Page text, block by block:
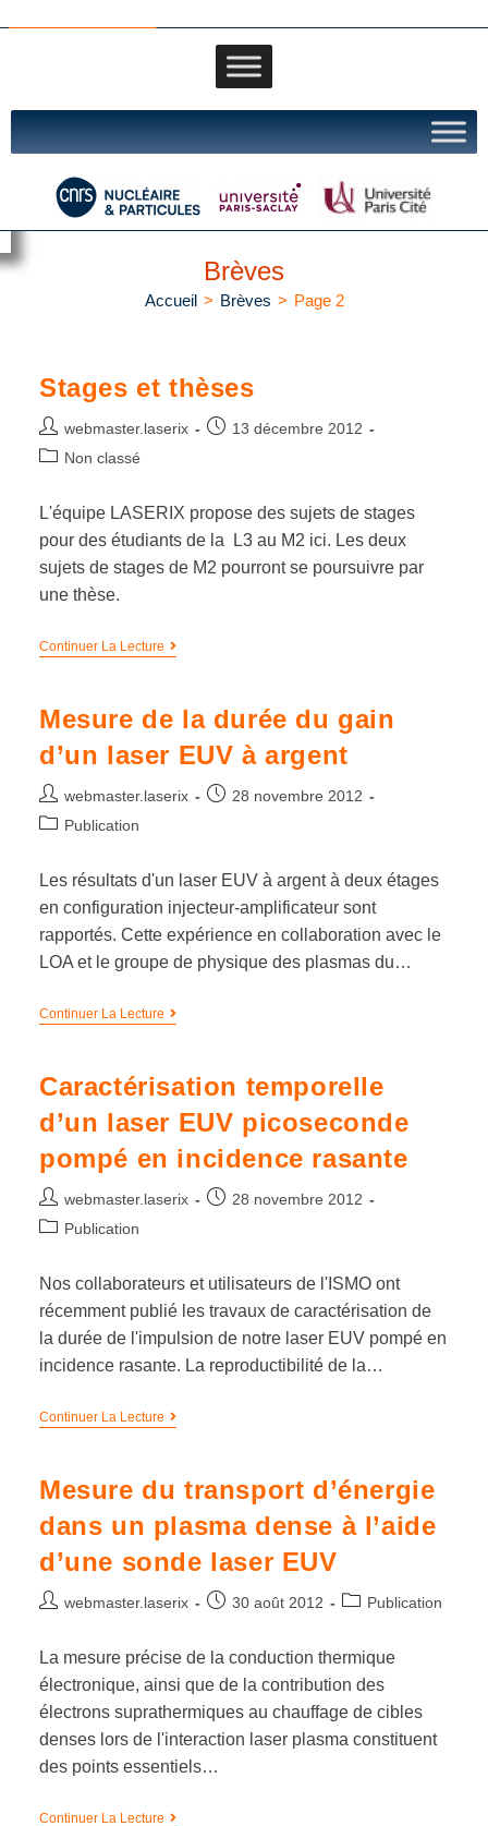
Brèves
Accueil > Brèves > Page 2
Stages et thèses
webmaster.laserix
13 décembre 2012
Non classé
L'équipe LASERIX propose des sujets de stages
pour des étudiants de la L3 au M2 ici. Les deux
sujets de stages de M2 pourront se poursuivre par
une thèse.
Continuer La Lecture
Mesure de la durée du gain
d’un laser EUV à argent
webmaster.laserix
28 novembre 2012
Publication
Les résultats d'un laser EUV à argent à deux étages
en configuration injecteur-amplificateur sont
rapportés. Cette expérience en collaboration avec le
LOA et le groupe de physique des plasmas du…
Continuer La Lecture
Caractérisation temporelle
d’un laser EUV picoseconde
pompé en incidence rasante
webmaster.laserix
28 novembre 2012
Publication
Nos collaborateurs et utilisateurs de l'ISMO ont
récemment publié les travaux de caractérisation de
la durée de l'impulsion de notre laser EUV pompé en
incidence rasante. La reproductibilité de la…
Continuer La Lecture
Mesure du transport d’énergie
dans un plasma dense à l’aide
d’une sonde laser EUV
webmaster.laserix 30 août 2012 Publication
La mesure précise de la conduction thermique
électronique, ainsi que de la contribution des
électrons suprathermiques au chauffage de cibles
denses lors de l'interaction laser plasma constituent
des points essentiels…
Continuer La Lecture